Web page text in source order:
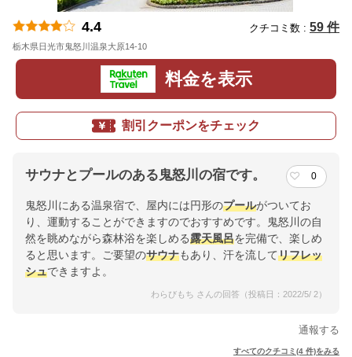
4.4 クチコミ数 : 59 件
栃木県日光市鬼怒川温泉大原14-10
料金を表示
割引クーポンをチェック
サウナとプールのある鬼怒川の宿です。 0
鬼怒川にある温泉宿で、屋内には円形のプールがついてお
り、運動することができますのでおすすめです。鬼怒川の自
然を眺めながら森林浴を楽しめる露天風呂を完備で、楽しめ
ると思います。ご要望のサウナもあり、汗を流してリフレッ
シュできますよ。
わらびもち さんの回答（投稿日：2022/5/ 2）
通報する
すべてのクチコミ(4 件)をみる